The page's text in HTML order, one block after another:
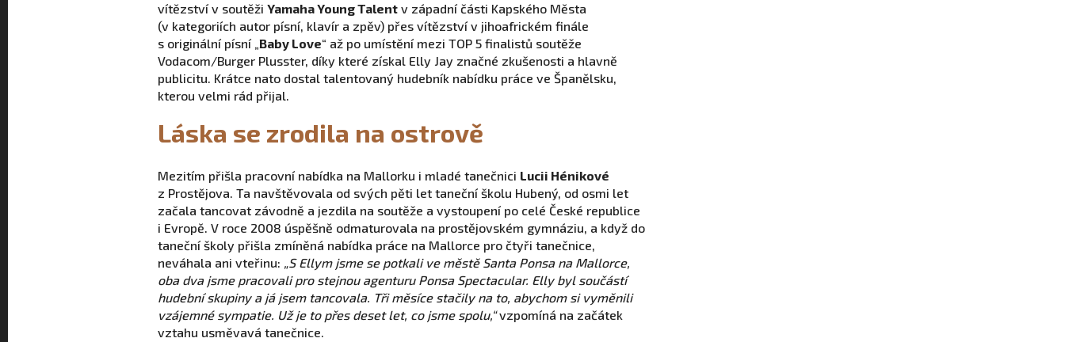
vítězství v soutěži Yamaha Young Talent v západní části Kapského Města
(v kategoriích autor písní, klavír a zpěv) přes vítězství v jihoafrickém finále
s originální písní „Baby Love“ až po umístění mezi TOP 5 finalistů soutěže
Vodacom/Burger Plusster, díky které získal Elly Jay značné zkušenosti a hlavně
publicitu. Krátce nato dostal talentovaný hudebník nabídku práce ve Španělsku,
kterou velmi rád přijal.
Láska se zrodila na ostrově
Mezitím přišla pracovní nabídka na Mallorku i mladé tanečnici Lucii Hénikové
z Prostějova. Ta navštěvovala od svých pěti let taneční školu Hubený, od osmi let
začala tancovat závodně a jezdila na soutěže a vystoupení po celé České republice
i Evropě. V roce 2008 úspěšně odmaturovala na prostějovském gymnáziu, a když do
taneční školy přišla zmíněná nabídka práce na Mallorce pro čtyři tanečnice,
neváhala ani vteřinu: „S Ellym jsme se potkali ve městě Santa Ponsa na Mallorce,
oba dva jsme pracovali pro stejnou agenturu Ponsa Spectacular. Elly byl součástí
hudební skupiny a já jsem tancovala. Tři měsíce stačily na to, abychom si vyměnili
vzájemné sympatie. Už je to přes deset let, co jsme spolu,“vzpomíná na začátek
vztahu usměvavá tanečnice.